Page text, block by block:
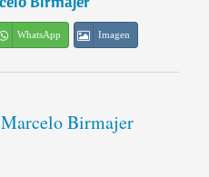
WhatsApp Imagen
Marcelo Birmajer